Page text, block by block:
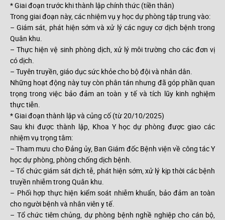
* Giai đoạn trước khi thành lập chính thức (tiền thân)
Trong giai đoạn này, các nhiệm vụ y học dự phòng tập trung vào:
– Giám sát, phát hiện sớm và xử lý các nguy cơ dịch bệnh trong
Quân khu.
– Thực hiện vệ sinh phòng dịch, xử lý môi trường cho các đơn vị
có dịch.
– Tuyên truyền, giáo dục sức khỏe cho bộ đội và nhân dân.
Những hoạt động này tuy còn phân tán nhưng đã góp phần quan
trọng trong việc bảo đảm an toàn y tế và tích lũy kinh nghiệm
thực tiễn.
* Giai đoạn thành lập và củng cố (từ 20/10/2025)
Sau khi được thành lập, Khoa Y học dự phòng được giao các
nhiệm vụ trọng tâm:
– Tham mưu cho Đảng ủy, Ban Giám đốc Bệnh viện về công tác Y
học dự phòng, phòng chống dịch bệnh.
– Tổ chức giám sát dịch tễ, phát hiện sớm, xử lý kịp thời các bệnh
truyền nhiễm trong Quân khu.
– Phối hợp thực hiện kiểm soát nhiễm khuẩn, bảo đảm an toàn
cho người bệnh và nhân viên y tế.
– Tổ chức tiêm chủng, dự phòng bệnh nghề nghiệp cho cán bộ,